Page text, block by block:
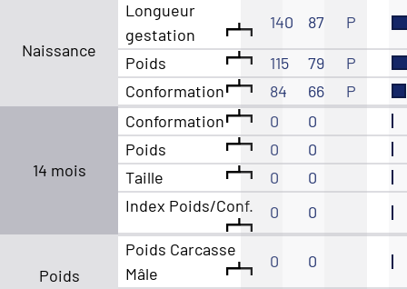
Naissance
Longueur
gestation
140 87 P
Poids 115 79
P
Conformation
84 66 P
14 mois
Conformation 0
0
Poids
0
0
Taille
0
0
Index Poids/Conf.
0 0
Poids
Poids Carcasse
Mâle
0 0